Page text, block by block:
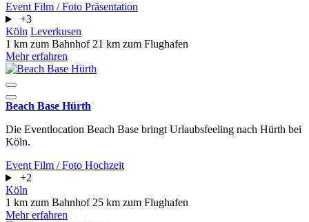
Event Film / Foto Präsentation
+3
Köln Leverkusen
1 km zum Bahnhof 21 km zum Flughafen
Mehr erfahren
Beach Base Hürth
Die Eventlocation Beach Base bringt Urlaubsfeeling nach Hürth bei
Köln.
Event Film / Foto Hochzeit
+2
Köln
1 km zum Bahnhof 25 km zum Flughafen
Mehr erfahren